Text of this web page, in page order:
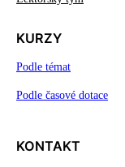
KURZY
Podle témat
Podle časové dotace
KONTAKT